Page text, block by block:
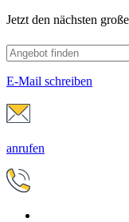
Jetzt den nächsten
E-Mail schreiben
anrufen